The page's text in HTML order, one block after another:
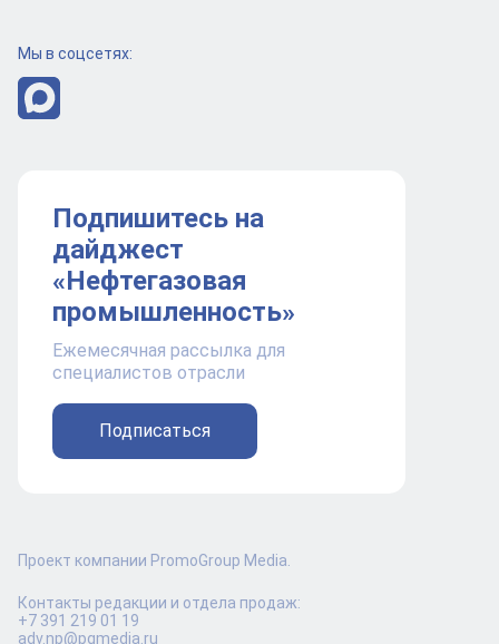
Мы в соцсетях:
Подпишитесь на
дайджест
«Нефтегазовая
промышленность»
Ежемесячная рассылка для
специалистов отрасли
Подписаться
Проект компании PromoGroup Media.
Контакты редакции и отдела продаж:
+7 391 219 01 19
adv.np@pgmedia.ru